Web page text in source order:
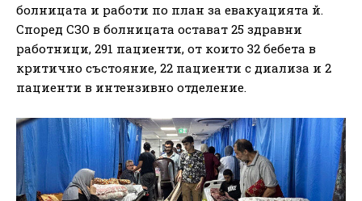
болницата и работи по план за евакуацията й.
Според СЗО в болницата остават 25 здравни
работници, 291 пациенти, от които 32 бебета в
критично състояние, 22 пациенти с диализа и 2
пациенти в интензивно отделение.